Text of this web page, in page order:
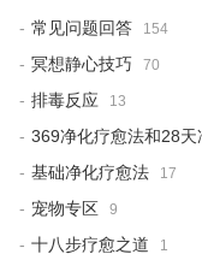
常见问题回答 154
冥想静心技巧 70
排毒反应 13
369净化疗愈法和28天
基础净化疗愈法 17
宠物专区 9
十八步疗愈之道 1